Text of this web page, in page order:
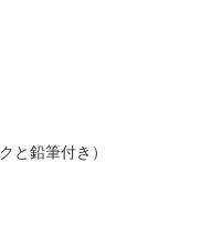
と鉛筆付き）